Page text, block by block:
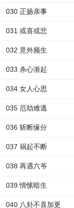
030 正扬亲事
031 或喜或悲
032 意外频生
033 杀心渐起
034 女人心思
035 厄劫难逃
036 斩断缘分
037 祸起不断
038 再遇六爷
039 情愫暗生
040 八卦不喜加更